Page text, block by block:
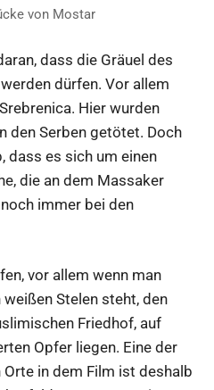
von Mostar
dass die Gräuel des
dürfen. Vor allem
Hier wurden
den Serben getötet. Doch
dass es sich um einen
die an dem Massaker
immer bei den
vor allem wenn man
Stelen steht, den
Friedhof, auf
Opfer liegen. Eine der
in dem Film ist deshalb